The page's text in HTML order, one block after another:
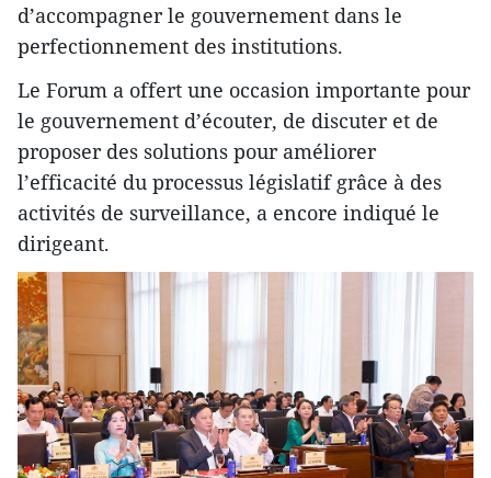
d’accompagner le gouvernement dans le
perfectionnement des institutions.
Le Forum a offert une occasion importante pour
le gouvernement d’écouter, de discuter et de
proposer des solutions pour améliorer
l’efficacité du processus législatif grâce à des
activités de surveillance, a encore indiqué le
dirigeant.